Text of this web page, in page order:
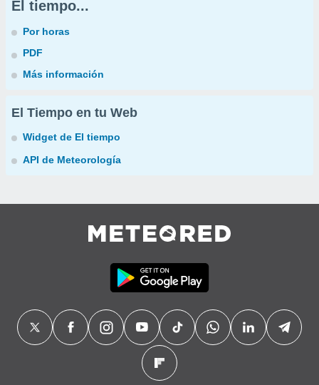
El tiempo...
Por horas
PDF
Más información
El Tiempo en tu Web
Widget de El tiempo
API de Meteorología